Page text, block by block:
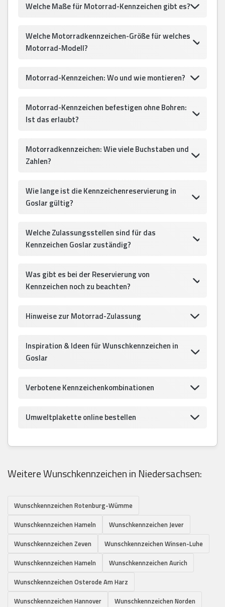
Welche Maße für Motorrad-Kennzeichen gibt es?
Welche Motorradkennzeichen-Größe für welches
Motorrad-Modell?
Motorrad-Kennzeichen: Wo und wie montieren?
Motorrad-Kennzeichen befestigen ohne Bohren:
Ist das erlaubt?
Motorradkennzeichen: Wie viele Buchstaben und
Zahlen?
Wie lange ist die Kennzeichenreservierung in
Goslar gültig?
Welche Zulassungsstellen sind für das
Kennzeichen Goslar zuständig?
Was gibt es bei der Reservierung von
Kennzeichen noch zu beachten?
Hinweise zur Motorrad-Zulassung
Inspiration & Ideen für Wunschkennzeichen in
Goslar
Verbotene Kennzeichenkombinationen
Umweltplakette online bestellen
Weitere Wunschkennzeichen in Niedersachsen:
Wunschkennzeichen Rotenburg-Wümme
Wunschkennzeichen Hameln
Wunschkennzeichen Jever
Wunschkennzeichen Zeven
Wunschkennzeichen Winsen-Luhe
Wunschkennzeichen Hameln
Wunschkennzeichen Aurich
Wunschkennzeichen Osterode Am Harz
Wunschkennzeichen Hannover
Wunschkennzeichen Norden